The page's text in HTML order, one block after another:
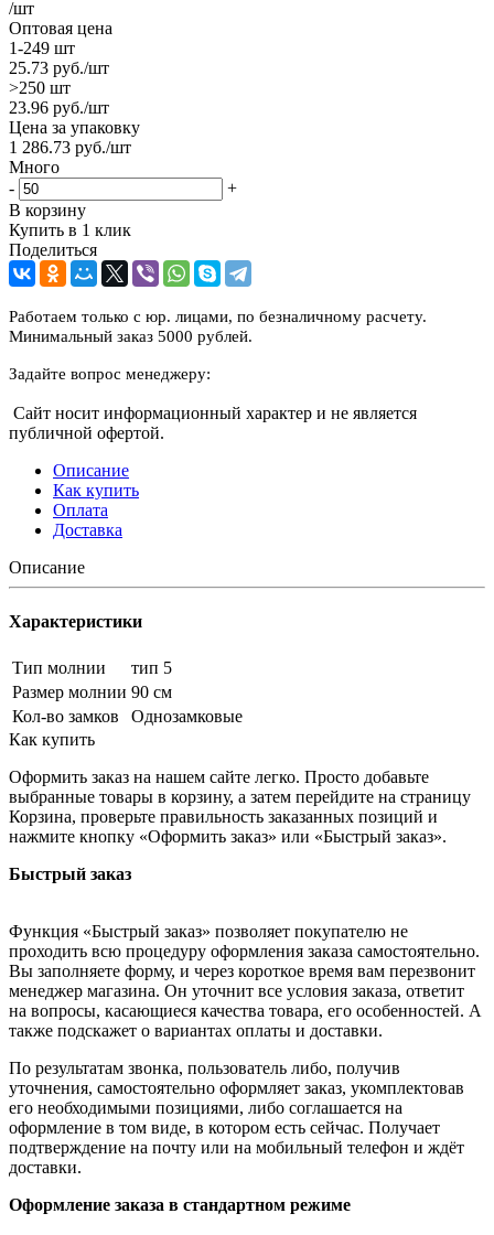
/шт
Оптовая цена
1-249 шт
25.73 руб./шт
>250 шт
23.96 руб./шт
Цена за упаковку
1 286.73 руб./шт
Много
-
+
В корзину
Купить в 1 клик
Поделиться
Работаем только с юр. лицами, по безналичному расчету.
Минимальный заказ 5000 рублей.
Задайте вопрос менеджеру:
Сайт носит информационный характер и не является
публичной офертой.
Описание
Как купить
Оплата
Доставка
Описание
Характеристики
Тип молнии
тип 5
Размер молнии 90 см
Кол-во замков
Однозамковые
Как купить
Оформить заказ на нашем сайте легко. Просто добавьте
выбранные товары в корзину, а затем перейдите на страницу
Корзина, проверьте правильность заказанных позиций и
нажмите кнопку «Оформить заказ» или «Быстрый заказ».
Быстрый заказ
Функция «Быстрый заказ» позволяет покупателю не
проходить всю процедуру оформления заказа самостоятельно.
Вы заполняете форму, и через короткое время вам перезвонит
менеджер магазина. Он уточнит все условия заказа, ответит
на вопросы, касающиеся качества товара, его особенностей. А
также подскажет о вариантах оплаты и доставки.
По результатам звонка, пользователь либо, получив
уточнения, самостоятельно оформляет заказ, укомплектовав
его необходимыми позициями, либо соглашается на
оформление в том виде, в котором есть сейчас. Получает
подтверждение на почту или на мобильный телефон и ждёт
доставки.
Оформление заказа в стандартном режиме